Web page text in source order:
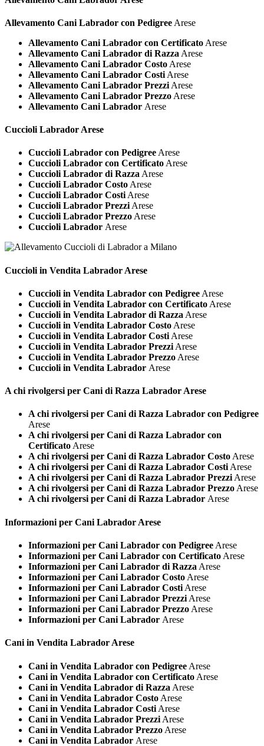
Allevamento Cani Labrador con Pedigree Arese
Allevamento Cani Labrador con Certificato Arese
Allevamento Cani Labrador di Razza Arese
Allevamento Cani Labrador Costo Arese
Allevamento Cani Labrador Costi Arese
Allevamento Cani Labrador Prezzi Arese
Allevamento Cani Labrador Prezzo Arese
Allevamento Cani Labrador Arese
Cuccioli Labrador Arese
Cuccioli Labrador con PedigreeArese
Cuccioli Labrador con CertificatoArese
Cuccioli Labrador di RazzaArese
Cuccioli Labrador CostoArese
Cuccioli Labrador CostiArese
Cuccioli Labrador PrezziArese
Cuccioli Labrador PrezzoArese
Cuccioli Labrador Arese
Cuccioli in Vendita Labrador Arese
Cuccioli in Vendita Labrador con Pedigree Arese
Cuccioli in Vendita Labrador con Certificato Arese
Cuccioli in Vendita Labrador di Razza Arese
Cuccioli in Vendita Labrador Costo Arese
Cuccioli in Vendita Labrador Costi Arese
Cuccioli in Vendita Labrador Prezzi Arese
Cuccioli in Vendita Labrador Prezzo Arese
Cuccioli in Vendita Labrador Arese
A chi rivolgersi per Cani di Razza Labrador Arese
A chi rivolgersi per Cani di Razza Labrador con Pedigree
Arese
A chi rivolgersi per Cani di Razza Labrador con
CertificatoArese
A chi rivolgersi per Cani di Razza Labrador CostoArese
A chi rivolgersi per Cani di Razza Labrador CostiArese
A chi rivolgersi per Cani di Razza Labrador PrezziArese
A chi rivolgersi per Cani di Razza Labrador PrezzoArese
A chi rivolgersi per Cani di Razza Labrador Arese
Informazioni per Cani Labrador Arese
Informazioni per Cani Labrador con Pedigree Arese
Informazioni per Cani Labrador con Certificato Arese
Informazioni per Cani Labrador di Razza Arese
Informazioni per Cani Labrador Costo Arese
Informazioni per Cani Labrador Costi Arese
Informazioni per Cani Labrador Prezzi Arese
Informazioni per Cani Labrador Prezzo Arese
Informazioni per Cani Labrador Arese
Cani in Vendita Labrador Arese
Cani in Vendita Labrador con Pedigree Arese
Cani in Vendita Labrador con Certificato Arese
Cani in Vendita Labrador di Razza Arese
Cani in Vendita Labrador Costo Arese
Cani in Vendita Labrador Costi Arese
Cani in Vendita Labrador Prezzi Arese
Cani in Vendita Labrador Prezzo Arese
Cani in Vendita Labrador Arese